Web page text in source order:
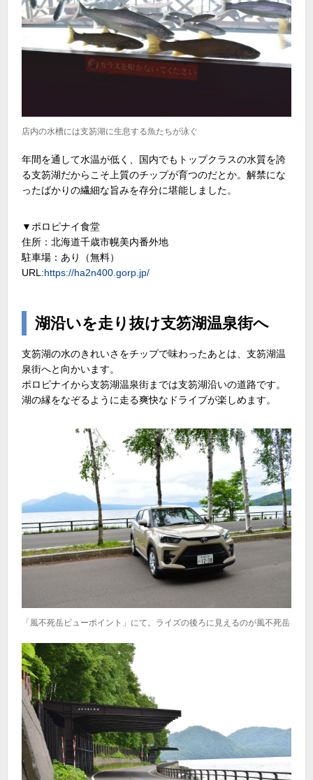
店内の水槽には支笏湖に生息する魚たちが泳ぐ
年間を通して水温が低く、国内でもトップクラスの水質を誇
る支笏湖だからこそ上質のチップが育つのだとか。解禁にな
ったばかりの繊細な旨みを存分に堪能しました。
▼ポロピナイ食堂
住所：北海道千歳市幌美内番外地
駐車場：あり（無料）
URL:https://ha2n400.gorp.jp/
湖沿いを走り抜け支笏湖温泉街へ
支笏湖の水のきれいさをチップで味わったあとは、支笏湖温
泉街へと向かいます。
ポロピナイから支笏湖温泉街までは支笏湖沿いの道路です。
湖の縁をなぞるように走る爽快なドライブが楽しめます。
「風不死岳ビューポイント」にて。ライズの後ろに見えるのが風不死岳